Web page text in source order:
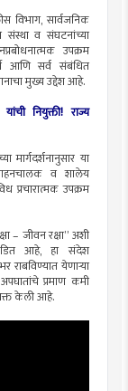
विभाग, सार्वजनिक
व संघटनांच्या
उपक्रम
आणि सर्व संबंधित
मुख्य उद्देश आहे.
नियुक्ती! राज्य
मार्गदर्शनानुसार या
वाहनचालक व शालेय
प्रचारात्मक उपक्रम
– जीवन रक्षा” अशी
आहे, हा संदेश
राबविण्यात येणाऱ्या
प्रमाण कमी
केली आहे.